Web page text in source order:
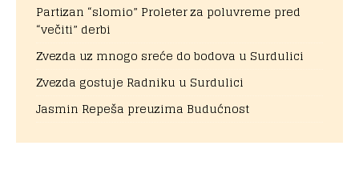
Partizan “slomio” Proleter za poluvreme pred
“večiti” derbi
Zvezda uz mnogo sreće do bodova u Surdulici
Zvezda gostuje Radniku u Surdulici
Jasmin Repeša preuzima Budućnost